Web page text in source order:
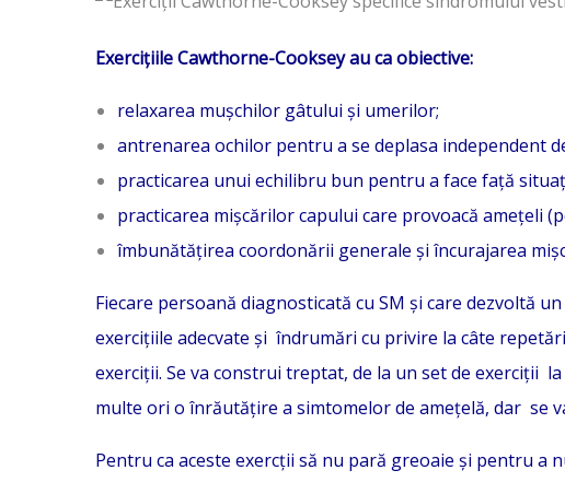
Exercițiile Cawthorne-Cooksey au ca obiective:
relaxarea mușchilor gâtului și umerilor;
antrenarea ochilor pentru a se deplasa independent
practicarea unui echilibru bun pentru a face față
practicarea mișcărilor capului care provoacă amețeli
îmbunătățirea coordonării generale și încurajarea
Fiecare persoană diagnosticată cu SM și care dezvoltă
exercițiile adecvate și îndrumări cu privire la câte
exerciții. Se va construi treptat, de la un set de exerciții
multe ori o înrăutățire a simtomelor de amețelă, dar se
Pentru ca aceste exercții să nu pară greoaie și pentru a